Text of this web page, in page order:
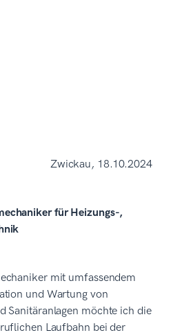
Zwickau, 18.10.2024
für Heizungs-,
mit umfassendem
und Wartung von
Sanitäranlagen möchte ich die
Laufbahn bei der